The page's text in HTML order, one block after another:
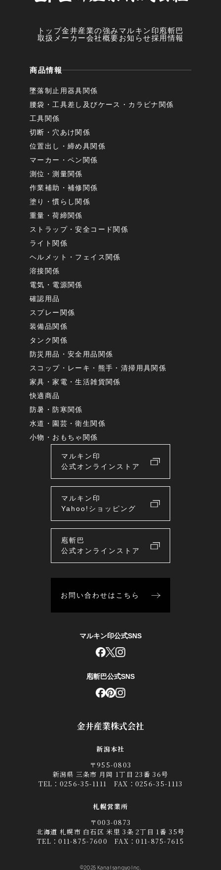
金井産業株式会社
新潟本社
〒955-0803
新潟県 三条市 月岡 1丁目 23番 36号
TEL： 0256-35-1111 FAX：0256-35-1113
札幌営業所
〒003-0873
北海道 札幌市 白石区 米里 3条 2丁目 1番 35号
TEL：011-875-7600 FAX：011-875-7615
©2025 Kanai sangyo Inc.
トップ金井産業の強み マルキン印 庖斬巴
取扱メーカー会社概要お知らせ採用情報
商品情報
墜落制止用器具関係
腰袋・工具差し及びケース・カラビナ関係
工具関係
切断・穴あけ関係
位置出し・締め具関係
マーカー・ペン関係
測位・測量関係
作業補助・補修関係
塗り・慣らし関係
重量・荷締関係
ストラップ・安全コード関係
ライト関係
ヘルメット・フェイス関係
溶接関係
電気・電源関係
確認用品
スプレー関係
装備品関係
タンク関係
防災用品・安全用品関係
スコップ・レーキ・熊手・清掃用具関係
家具・家電・生活雑貨関係
快適商品
防暑・防寒関係
水道・園芸・衛生関係
小物・おもちゃ関係
マルキン印
公式オンラインストア
マルキン印
Yahoo!ショッピング
庖斬巴
公式オンラインストア
お問い合わせはこちら
マルキン印公式SNS
庖斬巴公式SNS